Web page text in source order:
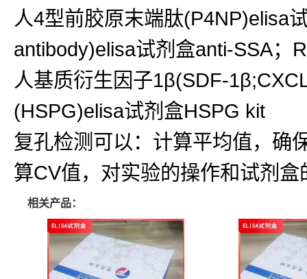
人4型前胶原末端肽(P4NP)elisa
antibody)elisa试剂盒anti-SSA；
人基质衍生因子1β(SDF-
(HSPG)elisa试剂盒HSPG kit
复孔检测可以：计算平均值，确
算CV值，对实验的操作和试剂
相关产品：